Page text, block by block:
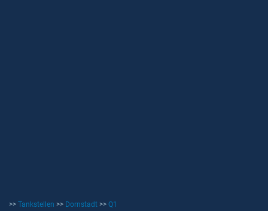
>> Tankstellen >> Dornstadt >> Q1